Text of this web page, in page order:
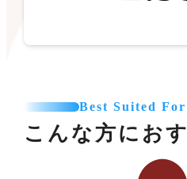
Best Suited For
こんな方にお